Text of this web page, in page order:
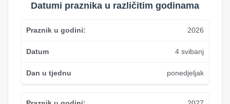
Datumi praznika u različitim godinama
2026
4 svibanj
ponedjeljak